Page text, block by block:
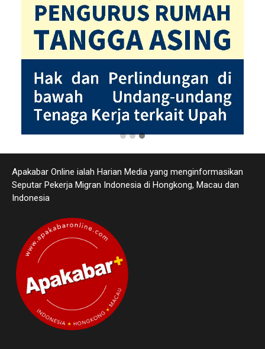
Apakabar Online ialah Harian Media yang menginformasikan
Seputar Pekerja Migran Indonesia di Hongkong, Macau dan
Indonesia